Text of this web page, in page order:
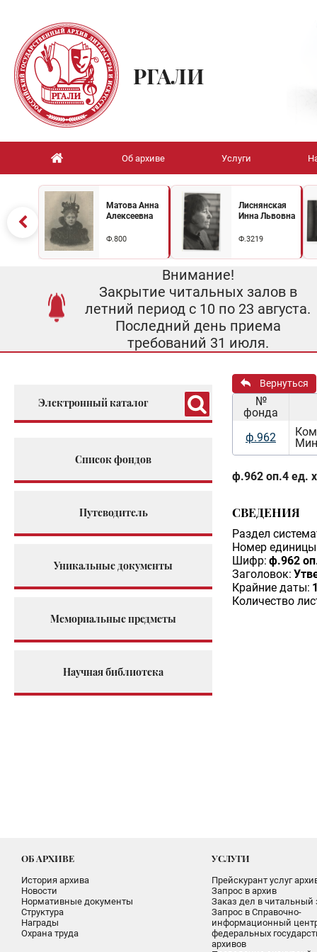
РГАЛИ
Об архиве Услуги
Матова Анна
Алексеевна
Ф.800
Лиснянская
Инна Львовна
Ф.3219
Внимание!
Закрытие читальных залов в
летний период с 10 по 23 августа.
Последний день приема
требований 31 июля.
Электронный каталог
Список фондов
Путеводитель
Уникальные документы
Мемориальные предметы
Научная библиотека
Вернуться
№
фонда
ф.962
ф.962 оп.4 ед.
СВЕДЕНИЯ
Раздел
Номер единицы
Шифр: ф.962
Заголовок:
Крайние даты:
Количество
ОБ АРХИВЕ
История архива
Новости
Нормативные документы
Структура
Награды
Охрана труда
УСЛУГИ
Прейскурант услуг
Запрос в архив
Заказ дел в читальный
Запрос в Справочно-
информационный
федеральных
архивов